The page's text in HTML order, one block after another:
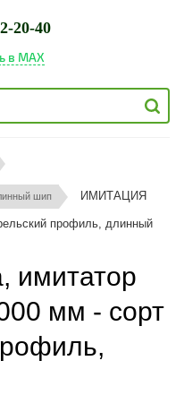
20-40
в MAX
шип ИМИТАЦИЯ
профиль, длинный
имитатор
мм - сорт